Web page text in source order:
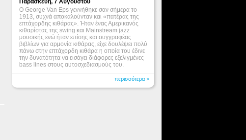
Παρασκευή, 7 Αυγούστου
Ο George Van Eps γεννήθηκε σαν σήμερα το
1913, συχνά αποκαλούνταν και «πατέρας της
επτάχορδης κιθάρας». Ήταν ένας Αμερικανός
κιθαρίστας της swing και Mainstream jazz
μουσικής ενώ ήταν επίσης και συγγραφέας
βιβλίων για αρμονία κιθάρας, είχε δουλέψει πολύ
πάνω στην επτάχορδη κιθάρα η οποία του έδινε
την δυνατότητα να εισάγει διάφορες εξελιγμένες
bass lines στους αυτοσχεδιασμούς του.
περισσότερα >